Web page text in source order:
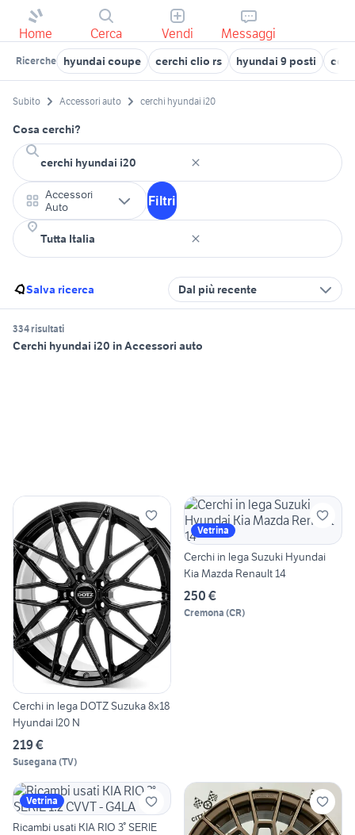
Home Cerca Vendi Messaggi
Ricerche hyundai coupe cerchi clio rs hyundai 9 posti
Subito Accessori auto cerchi hyundai i20
Cosa cerchi?
Accessori
Auto
Filtri
Salva ricerca Dal più recente
334 risultati
Cerchi hyundai i20 in Accessori auto
Cerchi in lega DOTZ Suzuka 8x18
Hyundai I20 N
219 €
Susegana (TV)
Vetrina
Cerchi in lega Suzuki Hyundai
Kia Mazda Renault 14
250 €
Cremona (CR)
Vetrina
Ricambi usati KIA RIO 3° SERIE